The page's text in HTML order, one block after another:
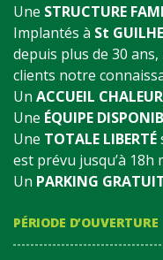
Une STRUCTURE
Implantés à St
depuis plus de 30
clients notre
Un ACCUEIL
Une ÉQUIPE
Une TOTALE LIBERTÉ
est prévu jusqu’à 18h
Un PARKING
PÉRIODE D’OUVERTURE